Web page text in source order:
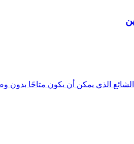
الذي يمكن أن يكون متاحًا بدون